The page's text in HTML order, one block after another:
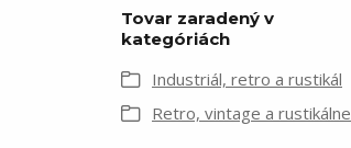
Tovar zaradený v
kategóriách
Industriál, retro a rustikál
Retro, vintage a rustikálne